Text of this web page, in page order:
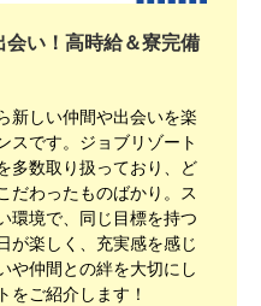
い！高時給＆寮完備
新しい仲間や出会いを楽
スです。ジョブリゾート
多数取り扱っており、ど
だわったものばかり。ス
環境で、同じ目標を持つ
が楽しく、充実感を感じ
や仲間との絆を大切にし
をご紹介します！